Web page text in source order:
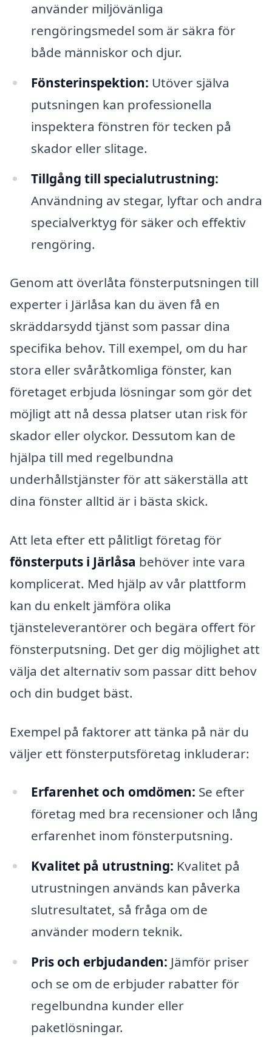
använder miljövänliga
rengöringsmedel som är säkra för
både människor och djur.
Fönsterinspektion: Utöver själva
putsningen kan professionella
inspektera fönstren för tecken på
skador eller slitage.
Tillgång till specialutrustning:
Användning av stegar, lyftar och andra
specialverktyg för säker och effektiv
rengöring.
Genom att överlåta fönsterputsningen till
experter i Järlåsa kan du även få en
skräddarsydd tjänst som passar dina
specifika behov. Till exempel, om du har
stora eller svåråtkomliga fönster, kan
företaget erbjuda lösningar som gör det
möjligt att nå dessa platser utan risk för
skador eller olyckor. Dessutom kan de
hjälpa till med regelbundna
underhållstjänster för att säkerställa att
dina fönster alltid är i bästa skick.
Att leta efter ett pålitligt företag för
fönsterputs i Järlåsa behöver inte vara
komplicerat. Med hjälp av vår plattform
kan du enkelt jämföra olika
tjänsteleverantörer och begära offert för
fönsterputsning. Det ger dig möjlighet att
välja det alternativ som passar ditt behov
och din budget bäst.
Exempel på faktorer att tänka på när du
väljer ett fönsterputsföretag inkluderar:
Erfarenhet och omdömen: Se efter
företag med bra recensioner och lång
erfarenhet inom fönsterputsning.
Kvalitet på utrustning: Kvalitet på
utrustningen används kan påverka
slutresultatet, så fråga om de
använder modern teknik.
Pris och erbjudanden: Jämför priser
och se om de erbjuder rabatter för
regelbundna kunder eller
paketlösningar.